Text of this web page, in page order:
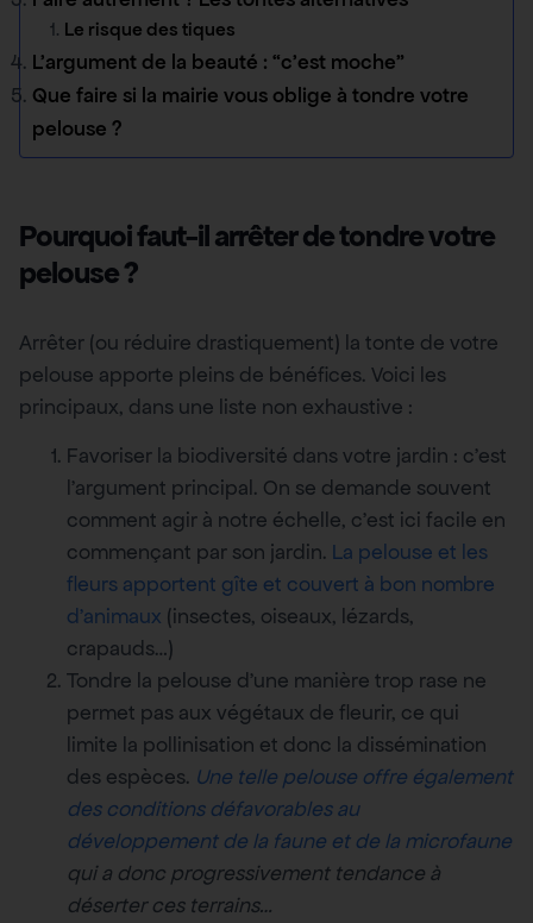
Le risque des tiques
L’argument de la beauté : “c’est moche”
Que faire si la mairie vous oblige à tondre votre
pelouse ?
Pourquoi faut-il arrêter de tondre votre
pelouse ?
Arrêter (ou réduire drastiquement) la tonte de votre
pelouse apporte pleins de bénéfices. Voici les
principaux, dans une liste non exhaustive :
Favoriser la biodiversité dans votre jardin : c’est
l’argument principal. On se demande souvent
comment agir à notre échelle, c’est ici facile en
commençant par son jardin. La pelouse et les
fleurs apportent gîte et couvert à bon nombre
d’animaux (insectes, oiseaux, lézards,
crapauds…)
Tondre la pelouse d’une manière trop rase ne
permet pas aux végétaux de fleurir, ce qui
limite la pollinisation et donc la dissémination
des espèces. Une telle pelouse offre également
des conditions défavorables au
développement de la faune et de la microfaune
qui a donc progressivement tendance à
déserter ces terrains…